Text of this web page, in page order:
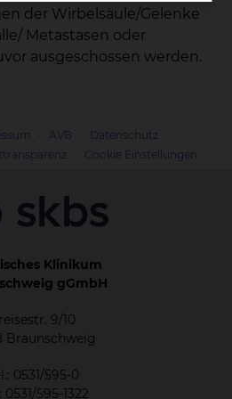
der Wirbelsäule/Gelenke
Metastasen oder
ausgeschossen werden.
AVB
Datenschutz
Cookie Einstellungen
Klinikum
gGmbH
9/10
Braunschweig
0531/595-0
0531/595-1322